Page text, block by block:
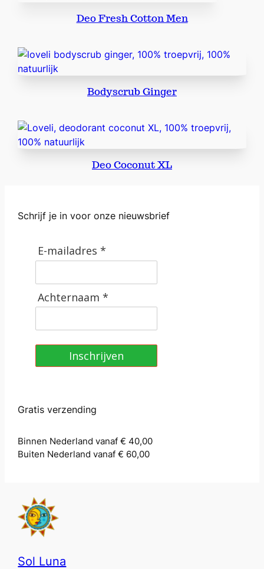
k
t
a
l
Deo Fresh Cotton Men
Bodyscrub Ginger
Deo Coconut XL
Schrijf je in voor onze nieuwsbrief
E-mailadres *
Achternaam *
Inschrijven
Gratis verzending
Binnen Nederland vanaf € 40,00
Buiten Nederland vanaf € 60,00
Sol Luna